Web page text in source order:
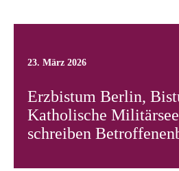
23. März 2026
Erzbistum Berlin,
Katholische
schreiben